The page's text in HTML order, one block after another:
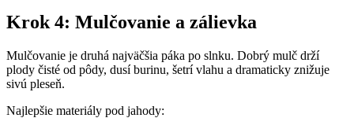
Krok 4: Mulčovanie a zálievka
Mulčovanie je druhá najväčšia páka po slnku. Dobrý mulč drží
plody čisté od pôdy, dusí burinu, šetrí vlahu a dramaticky znižuje
sivú pleseň.
Najlepšie materiály pod jahody: